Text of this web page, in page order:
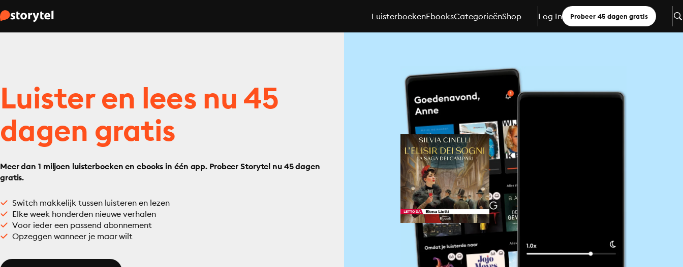
LuisterboekenEbooksCategorieënShop Log In Probeer 45 dagen gratis
Luister en lees nu 45
dagen gratis
Meer dan 1 miljoen luisterboeken en ebooks in één app. Probeer Storytel nu 45 dagen
gratis.
Switch makkelijk tussen luisteren en lezen
Elke week honderden nieuwe verhalen
Voor ieder een passend abonnement
Opzeggen wanneer je maar wilt